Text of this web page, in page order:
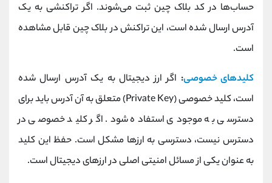
حساب‌ها در کد بلاک چین ثبت می‌شوند. اگر تراکنشی به یک
آدرس ارسال شده است، این تراکنش در بلاک چین قابل مشاهده
است.
کلیدهای خصوصی: اگر ارز دیجیتال به یک آدرس ارسال شده
است، کلید خصوصی (Private Key) متعلق به آن آدرس باید برای
دسترسی به موجودی استفاده شود. اگر کلید خصوصی در
دسترس نیست، دسترسی به ارزها مشکل است. حفظ این کلید
به عنوان یکی از مسائل امنیتی اصلی در ارزهای دیجیتال است.